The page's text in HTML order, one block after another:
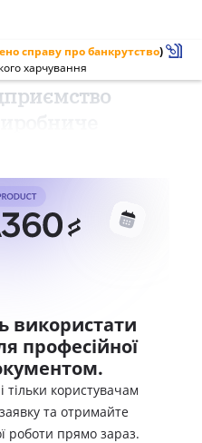
справу про банкрутство)
харчування
використати
професійної
тільки користувачам
та отримайте
роботи прямо зараз.